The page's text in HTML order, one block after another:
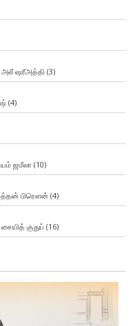
ஷரீஅத்தி (3)
(4)
ஜமீலா (10)
பிரௌன் (4)
குதுப் (16)